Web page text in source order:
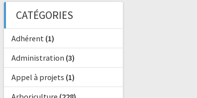
CATÉGORIES
Adhérent(1)
Administration (3)
Appel à projets (1)